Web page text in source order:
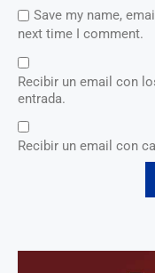
Save my name,
next time I comment.
Recibir un email con
entrada.
Recibir un email con